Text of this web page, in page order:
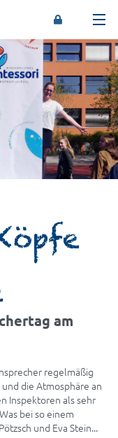
am
regelmäßig
die Atmosphäre an
Inspektoren als sehr
bei so einem
und Eva Stein...